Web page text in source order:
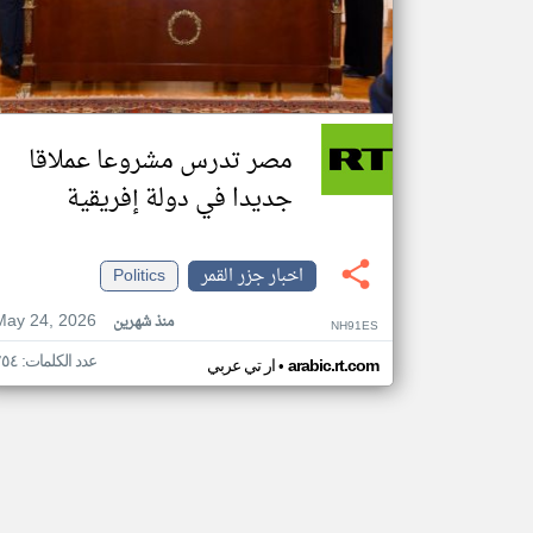
مصر تدرس مشروعا عملاقا
جديدا في دولة إفريقية
اخبار جزر القمر
Politics
24, 2026
منذ شهرين NH91ES
ار تي عربي• arabic.rt.com عدد الكلمات: ٢٥٤